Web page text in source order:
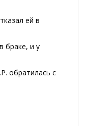
ей в
браке, и у
обратилась с